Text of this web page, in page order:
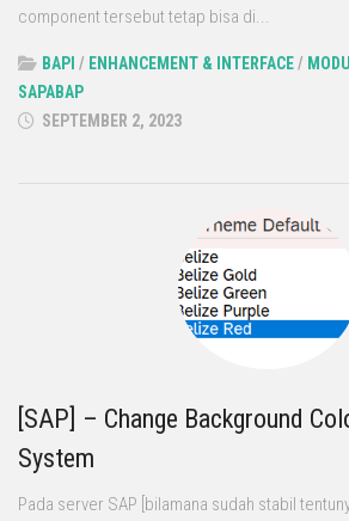
component tersebut tetap bisa di...
BAPI / ENHANCEMENT & INTERFACE/
SAPABAP
SEPTEMBER 2, 2023
[SAP] – Change Background
System
Pada server SAP [bilamana sudah stabil